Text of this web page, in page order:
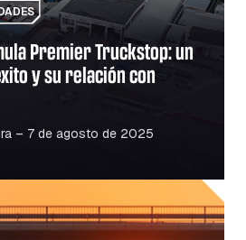
Premier Truckstop: un
y su relación con
– 7 de agosto de 2025
la ola de calor en Europa a la